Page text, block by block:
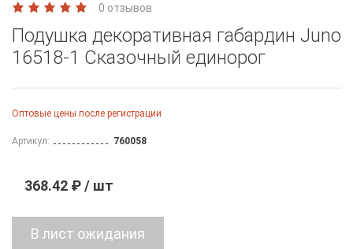
0 отзывов
Подушка декоративная габардин Juno
16518-1 Сказочный единорог
Оптовые цены после регистрации
Артикул: 760058
368.42 ₽ / шт